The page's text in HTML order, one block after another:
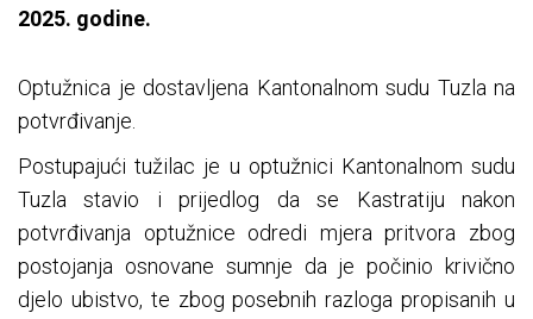
2025. godine.
Optužnica je dostavljena Kantonalnom sudu Tuzla na
potvrđivanje.
Postupajući tužilac je u optužnici Kantonalnom sudu
Tuzla stavio i prijedlog da se Kastratiju nakon
potvrđivanja optužnice odredi mjera pritvora zbog
postojanja osnovane sumnje da je počinio krivično
djelo ubistvo, te zbog posebnih razloga propisanih u